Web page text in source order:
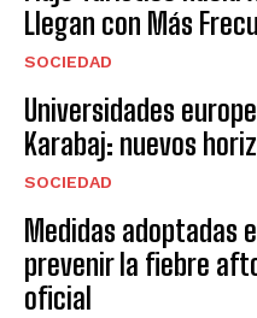
Llegan con Más
SOCIEDAD
Universidades
Karabaj: nuevos
SOCIEDAD
Medidas adoptadas
prevenir la fiebre
oficial